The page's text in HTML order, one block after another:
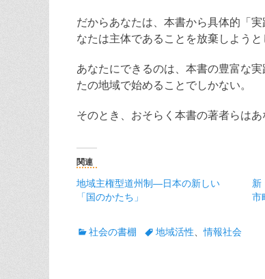
だからあなたは、本書から具体的「
なたは主体であることを放棄しようと
あなたにできるのは、本書の豊富な
たの地域で始めることでしかない。
そのとき、おそらく本書の著者らは
関連
地域主権型道州制―日本の新しい
「国のかたち」
新
市
カ 社会の書棚
タ 地域活性、情報社会